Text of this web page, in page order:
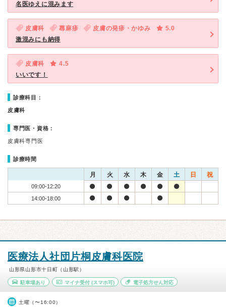
名医ゆえに混みます
皮膚科 蕁麻疹 皮膚の発疹・かゆみ
5.0
激混みにも納得
皮膚科
4.5
いいです！
診療科目：
皮膚科
専門医・資格：
皮膚科専門医
診療時間
月 火 水 木 金 土 日 祝
09:00-12:20
14:00-18:00
医療法人社団片桐皮膚科医院
山形県山形市十日町（山形駅）
駐車場あり マイナ受付(スマホ可) 電子処方せん対応
土曜（〜16:00）